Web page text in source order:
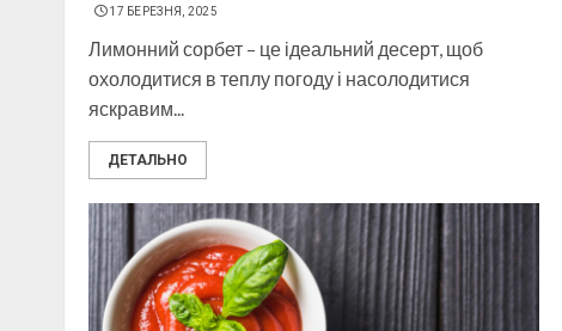
17 БЕРЕЗНЯ, 2025
Лимонний сорбет – це ідеальний десерт, щоб
охолодитися в теплу погоду і насолодитися
яскравим...
ДЕТАЛЬНО